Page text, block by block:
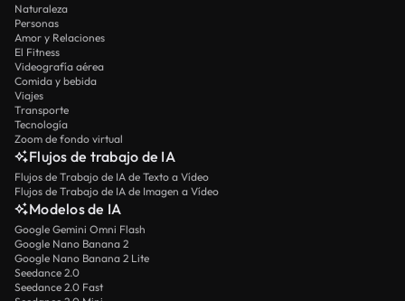
Naturaleza
Personas
Amor y Relaciones
El Fitness
Videografía aérea
Comida y bebida
Viajes
Transporte
Tecnología
Zoom de fondo virtual
Flujos de trabajo de IA
Flujos de Trabajo de IA de Texto a Vídeo
Flujos de Trabajo de IA de Imagen a Vídeo
Modelos de IA
Google Gemini Omni Flash
Google Nano Banana 2
Google Nano Banana 2 Lite
Seedance 2.0
Seedance 2.0 Fast